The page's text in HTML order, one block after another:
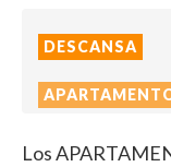
DESCANSA
Los